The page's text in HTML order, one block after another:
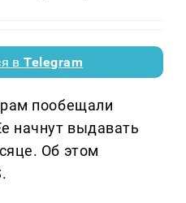
вTelegram
пообещали
начнут выдавать
Об этом